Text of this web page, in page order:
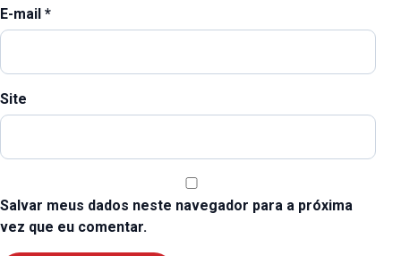
E-mail *
Site
Salvar meus dados neste navegador para a próxima
vez que eu comentar.